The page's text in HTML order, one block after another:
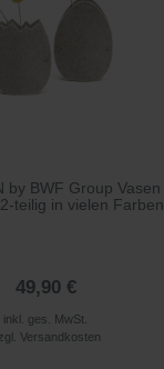
by BWF Group Vasen
teilig in vielen Farben
49,90 €
inkl. ges. MwSt.
Versandkosten